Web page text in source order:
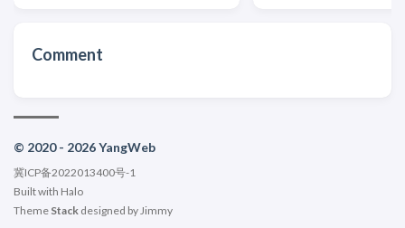
Comment
© 2020 - 2026 YangWeb
冀ICP备2022013400号-1
Built with Halo
Theme Stack designed byJimmy